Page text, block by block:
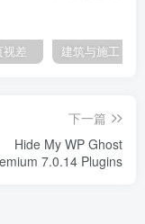
视差
下一篇
Hide My WP Ghost
Premium 7.0.14 Plugins